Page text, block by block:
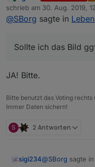
Layout, staucht
kommen und
probieren
Ich nutze kleine
was anliegt. Per
Online
schrieb am 30. Aug. 2019,
zuletzt editiert von sigi234
@SBorg sagte in
Sollte ich das Bild
JA! Bitte.
Bitte benutzt das Voting
Immer Daten sichern!
S 2 Antworten
sigi234@SBorg sagte in